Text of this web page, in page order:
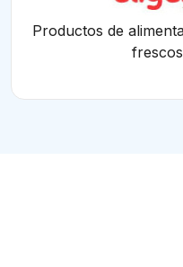
Productos de